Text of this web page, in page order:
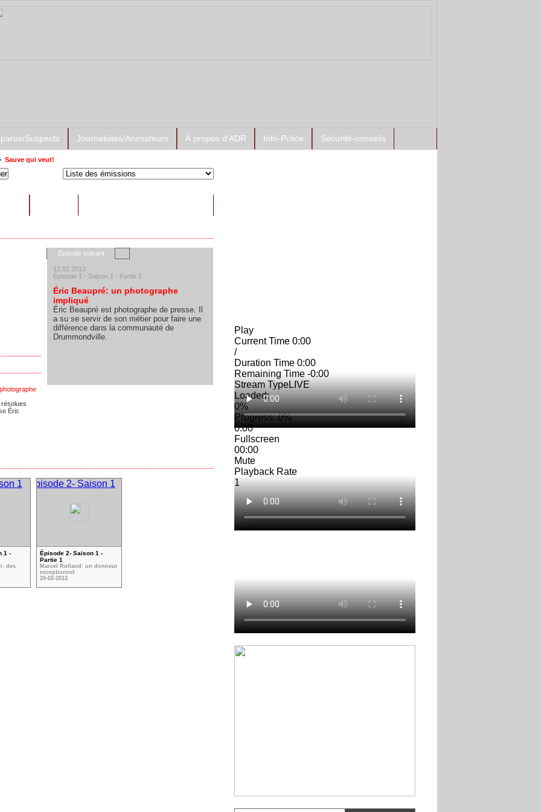
Suspects Journalistes/Animateurs À propos d'ADR Info-Police Sécurité-conseils
Sauve qui veut!
Éric
Épisode suivant
12.02.2013
Épisode 1 - Saison 1 - Partie 1
Éric Beaupré: un photographe
impliqué
Éric Beaupré est photographe de presse. Il
a su se servir de son métier pour faire une
différence dans la communauté de
Drummondville.
1 -
des
Épisode 2- Saison 1 -
Partie 1
Marcel Rolland: un donneur
exceptionnel
20-02-2013
Play
Current Time 0:00
/
Duration Time 0:00
Remaining Time -0:00
Stream TypeLIVE
Loaded:
0%
Progress: 0%
0:00
Fullscreen
00:00
Mute
Playback Rate
1